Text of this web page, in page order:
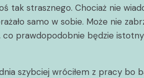
tak strasznego. Chociaż nie
samo w sobie. Może nie
prawdopodobnie będzie
szybciej wróciłem z pracy bo